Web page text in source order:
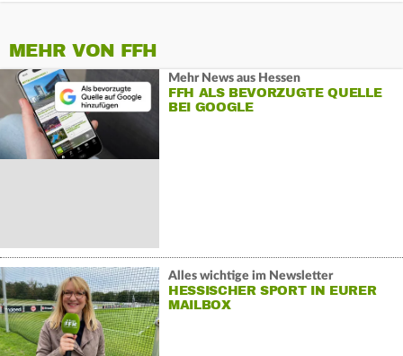
MEHR VON FFH
Mehr News aus Hessen
FFH ALS BEVORZUGTE QUELLE
BEI GOOGLE
Alles wichtige im Newsletter
HESSISCHER SPORT IN EURER
MAILBOX